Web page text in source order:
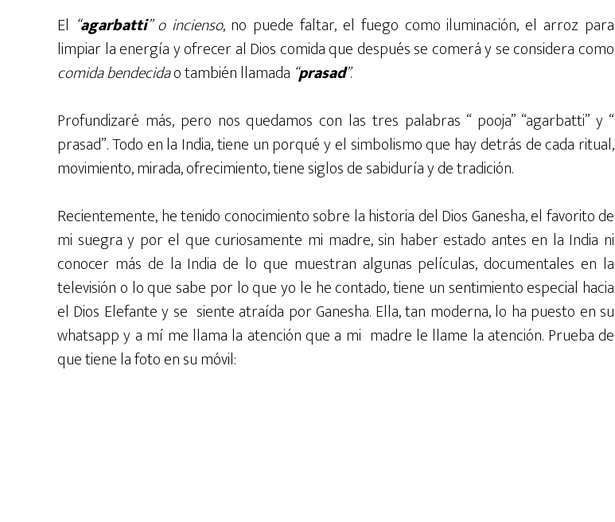
El “agarbatti” o incienso, no puede faltar, el fuego como iluminación, el arroz para
limpiar la energía y ofrecer al Dios comida que después se comerá y se considera como
comida bendecidao también llamada “prasad”.
Profundizaré más, pero nos quedamos con las tres palabras “ pooja” “agarbatti” y “
prasad”. Todo en la India, tiene un porqué y el simbolismo que hay detrás de cada ritual,
movimiento, mirada, ofrecimiento, tiene siglos de sabiduría y de tradición.
Recientemente, he tenido conocimiento sobre la historia del Dios Ganesha, el favorito de
mi suegra y por el que curiosamente mi madre, sin haber estado antes en la India ni
conocer más de la India de lo que muestran algunas películas, documentales en la
televisión o lo que sabe por lo que yo le he contado, tiene un sentimiento especial hacia
el Dios Elefante y se siente atraída por Ganesha. Ella, tan moderna, lo ha puesto en su
whatsapp y a mí me llama la atención que a mi madre le llame la atención. Prueba de
que tiene la foto en su móvil: